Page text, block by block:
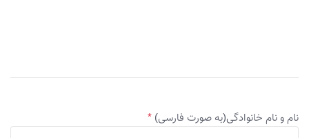
نام و نام خانوادگی(به صورت فارسی) *